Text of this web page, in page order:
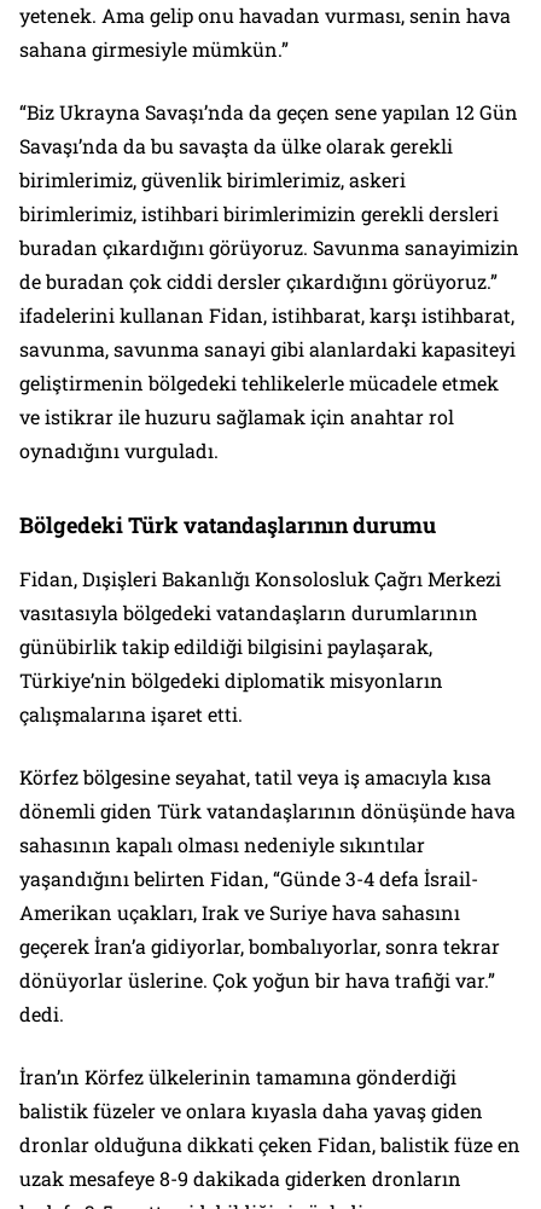
yetenek. Ama gelip onu havadan vurması, senin hava
sahana girmesiyle mümkün.”
“Biz Ukrayna Savaşı’nda da geçen sene yapılan 12 Gün
Savaşı’nda da bu savaşta da ülke olarak gerekli
birimlerimiz, güvenlik birimlerimiz, askeri
birimlerimiz, istihbari birimlerimizin gerekli dersleri
buradan çıkardığını görüyoruz. Savunma sanayimizin
de buradan çok ciddi dersler çıkardığını görüyoruz.”
ifadelerini kullanan Fidan, istihbarat, karşı istihbarat,
savunma, savunma sanayi gibi alanlardaki kapasiteyi
geliştirmenin bölgedeki tehlikelerle mücadele etmek
ve istikrar ile huzuru sağlamak için anahtar rol
oynadığını vurguladı.
⁠Bölgedeki Türk vatandaşlarının durumu
Fidan, Dışişleri Bakanlığı Konsolosluk Çağrı Merkezi
vasıtasıyla bölgedeki vatandaşların durumlarının
günübirlik takip edildiği bilgisini paylaşarak,
Türkiye’nin bölgedeki diplomatik misyonların
çalışmalarına işaret etti.
Körfez bölgesine seyahat, tatil veya iş amacıyla kısa
dönemli giden Türk vatandaşlarının dönüşünde hava
sahasının kapalı olması nedeniyle sıkıntılar
yaşandığını belirten Fidan, “Günde 3-4 defa İsrail-
Amerikan uçakları, Irak ve Suriye hava sahasını
geçerek İran’a gidiyorlar, bombalıyorlar, sonra tekrar
dönüyorlar üslerine. Çok yoğun bir hava trafiği var.”
dedi.
İran’ın Körfez ülkelerinin tamamına gönderdiği
balistik füzeler ve onlara kıyasla daha yavaş giden
dronlar olduğuna dikkati çeken Fidan, balistik füze en
uzak mesafeye 8-9 dakikada giderken dronların